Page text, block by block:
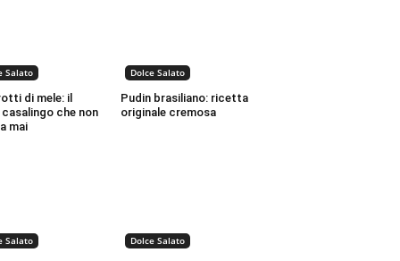
Salato
di mele: il
che non
mai
Dolce Salato
Pudin brasiliano: ricetta
originale cremosa
Salato Dolce Salato